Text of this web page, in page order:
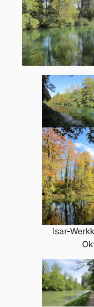
Isar-